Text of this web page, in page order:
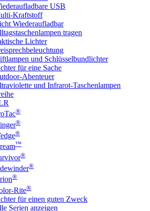
USB
Kraftstoff
Wiederaufladbar
tragen
Lichter
und Schlüsselbundlichter
für eine Sache
Abenteuer
und Infrarot-Taschenlampen
®
®
®
™
®
®
®
Rite®
für einen guten Zweck
Serien anzeigen